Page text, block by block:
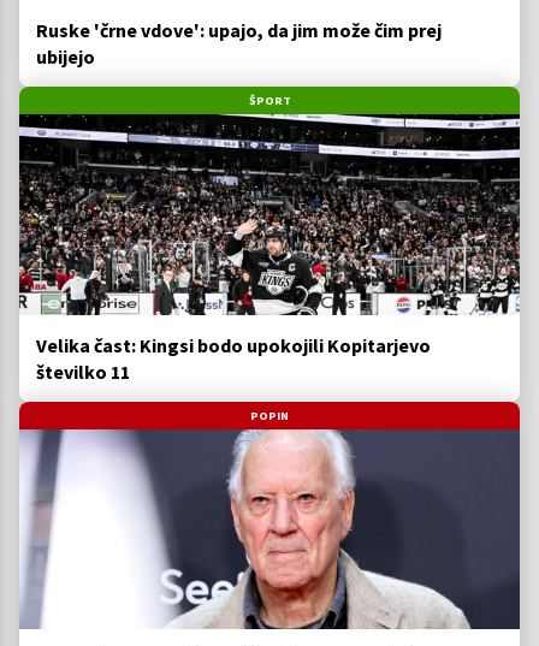
Ruske 'črne vdove': upajo, da jim može čim prej
ubijejo
ŠPORT
Velika čast: Kingsi bodo upokojili Kopitarjevo
številko 11
POPIN